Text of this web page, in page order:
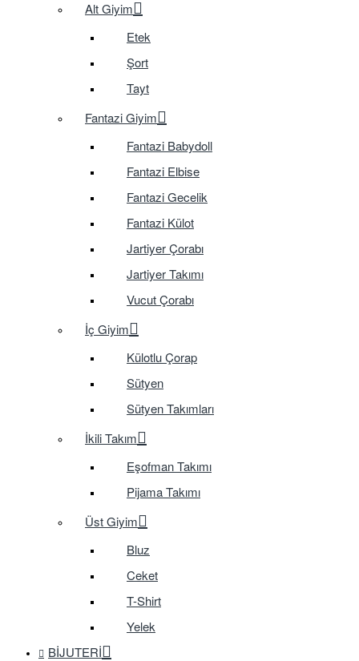
Alt Giyim
Etek
Şort
Tayt
Fantazi Giyim
Fantazi Babydoll
Fantazi Elbise
Fantazi Gecelik
Fantazi Külot
Jartiyer Çorabı
Jartiyer Takımı
Vucut Çorabı
İç Giyim
Külotlu Çorap
Sütyen
Sütyen Takımları
İkili Takım
Eşofman Takımı
Pijama Takımı
Üst Giyim
Bluz
Ceket
T-Shirt
Yelek
BIJUTERI